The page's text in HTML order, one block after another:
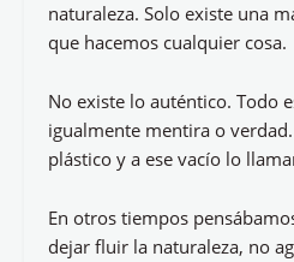
naturaleza. Solo existe una
que hacemos cualquier cosa.
No existe lo auténtico. Todo
igualmente mentira o
plástico y a ese vacío lo
En otros tiempos
dejar fluir la naturaleza, no